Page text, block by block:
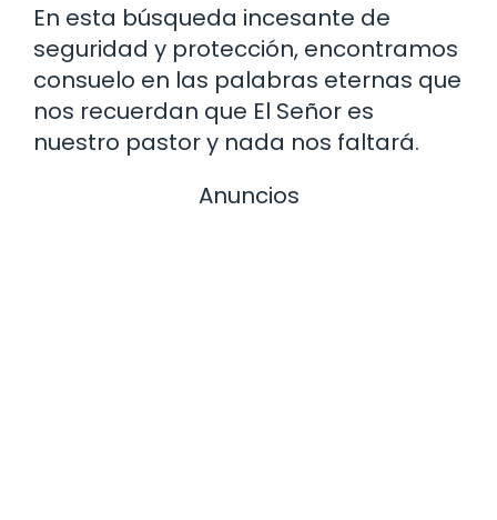
En esta búsqueda incesante de
seguridad y protección, encontramos
consuelo en las palabras eternas que
nos recuerdan que El Señor es
nuestro pastor y nada nos faltará.
Anuncios